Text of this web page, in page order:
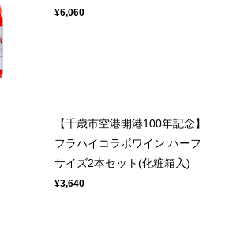
¥6,060
【千歳市空港開港100年記念】
フラハイコラボワイン ハーフ
サイズ2本セット(化粧箱入)
¥3,640